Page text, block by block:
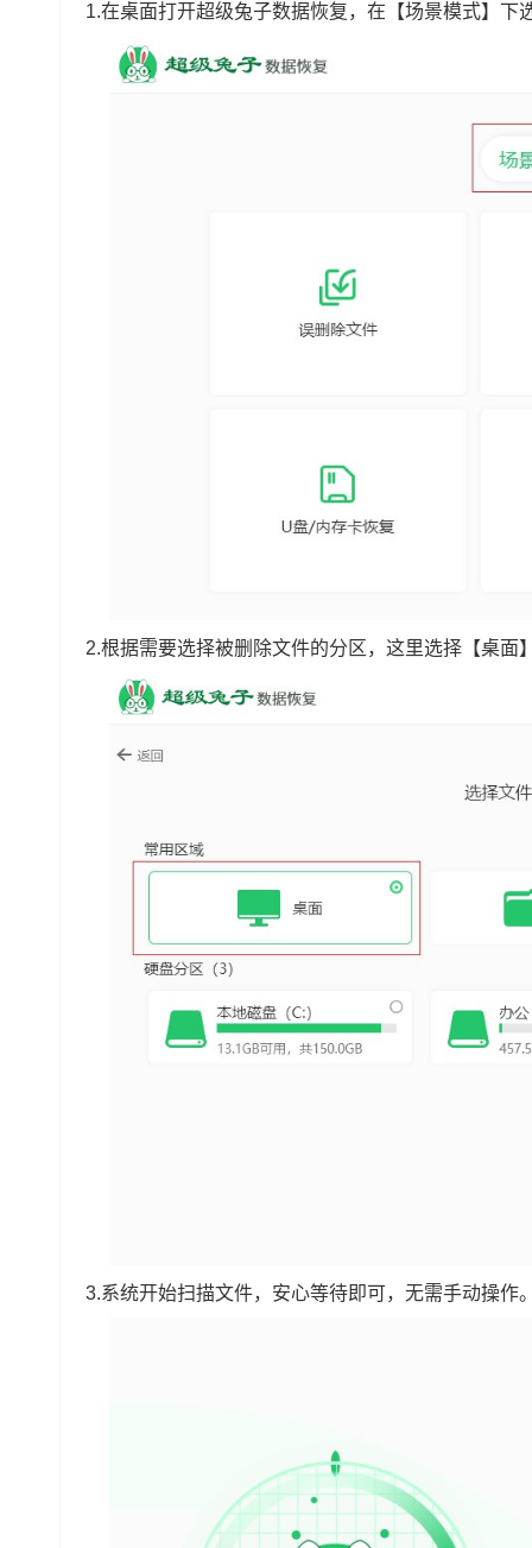
1.在桌面打开超级兔子数据恢复，在【场景模式】下
2.根据需要选择被删除文件的分区，这里选择【桌面
3.系统开始扫描文件，安心等待即可，无需手动操作